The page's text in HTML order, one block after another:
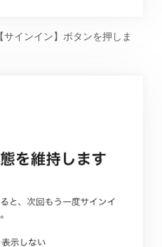
インイン】ボタンを押しま